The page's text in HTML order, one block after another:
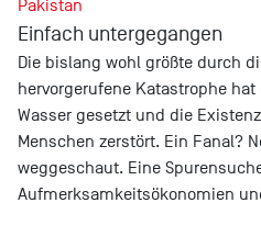
Pakistan
Einfach untergegangen
Die bislang wohl größte durch
hervorgerufene Katastrophe
Wasser gesetzt und die
Menschen zerstört. Ein Fanal?
weggeschaut. Eine
Aufmerksamkeitsökonomien